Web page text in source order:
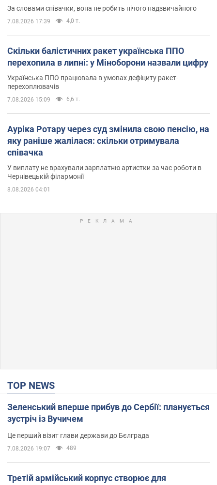
За словами співачки, вона не робить нічого надзвичайного
7.08.2026 17:39 4,0 т.
Скільки балістичних ракет українська ППО
перехопила в липні: у Міноборони назвали цифру
Українська ППО працювала в умовах дефіциту ракет-
перехоплювачів
7.08.2026 15:09 6,6 т.
Ауріка Ротару через суд змінила свою пенсію, на
яку раніше жалілася: скільки отримувала
співачка
У виплату не врахували зарплатню артистки за час роботи в
Чернівецькій філармонії
8.08.2026 04:01
TOP NEWS
Зеленський вперше прибув до Сербії: планується
зустріч із Вучичем
Це перший візит глави держави до Бєлграда
7.08.2026 19:07 489
Третій армійський корпус створює для